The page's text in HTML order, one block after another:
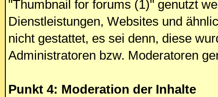
"Thumbnail for forums (1)" genutzt
Dienstleistungen, Websites und
nicht gestattet, es sei denn, diese
Administratoren bzw. Moderatoren
Punkt 4: Moderation der Inhalte